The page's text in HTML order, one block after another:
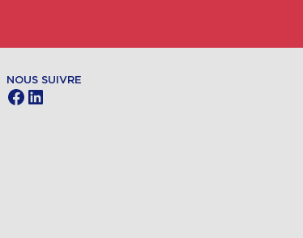
NOUS SUIVRE
Facebook LinkedIn